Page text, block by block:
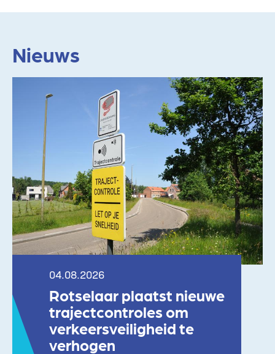
Nieuws
Lees meer04.08.2026
Rotselaar plaatst nieuwe
trajectcontroles om
verkeersveiligheid te
verhogen